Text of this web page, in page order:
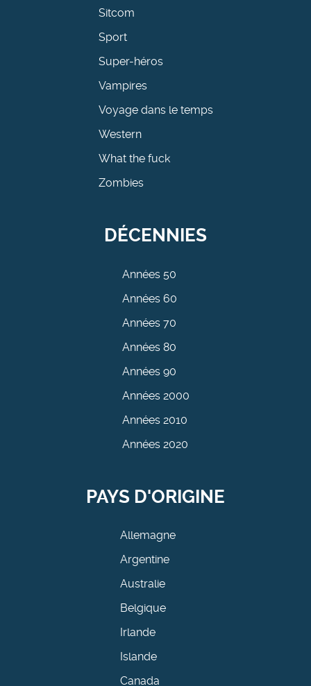
Sitcom
Sport
Super-héros
Vampires
Voyage dans le temps
Western
What the fuck
Zombies
DÉCENNIES
Années 50
Années 60
Années 70
Années 80
Années 90
Années 2000
Années 2010
Années 2020
PAYS D'ORIGINE
Allemagne
Argentine
Australie
Belgique
Irlande
Islande
Canada